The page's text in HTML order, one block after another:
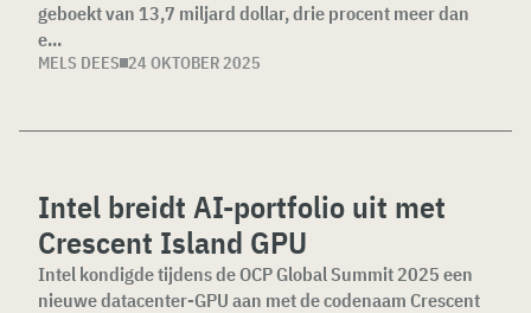
geboekt van 13,7 miljard dollar, drie procent meer dan
e...
MELS DEES 24 OKTOBER 2025
Intel breidt AI-portfolio uit met
Crescent Island GPU
Intel kondigde tijdens de OCP Global Summit 2025 een
nieuwe datacenter-GPU aan met de codenaam Crescent